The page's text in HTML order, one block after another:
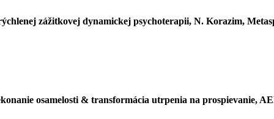
zážitkovej dynamickej psychoterapii, N. Korazim,
osamelosti & transformácia utrpenia na prospievanie,